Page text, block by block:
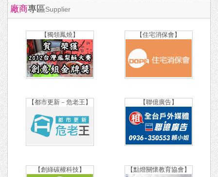
廠商專區 Supplier
【獨領鳳燒】 【住宅消保會】
【都市更新－危老王】 【聯億廣告】
【創綠碳權科技】 【點燈關懷教育協會】